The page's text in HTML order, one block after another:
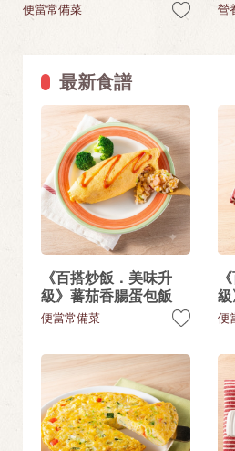
便當常備菜 營
最新食譜
《百搭炒飯．美味升
級》蕃茄香腸蛋包飯
便當常備菜 便